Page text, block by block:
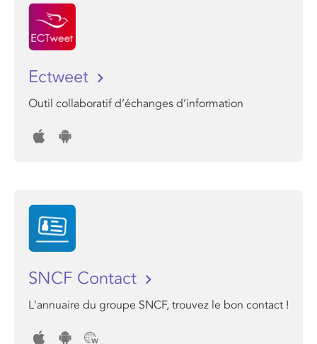
Ectweet
Outil collaboratif d’échanges d’information
SNCF Contact
L'annuaire du groupe SNCF, trouvez le bon contact !